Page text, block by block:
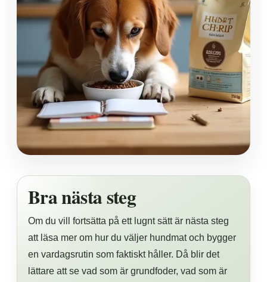
Bra nästa steg
Om du vill fortsätta på ett lugnt sätt är nästa steg
att läsa mer om hur du väljer hundmat och bygger
en vardagsrutin som faktiskt håller. Då blir det
lättare att se vad som är grundfoder, vad som är